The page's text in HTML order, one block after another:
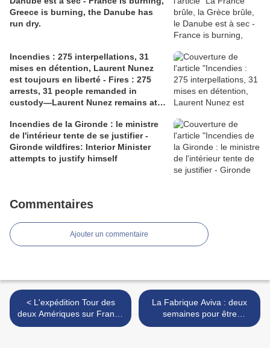
Greece is burning, the Danube has
run dry.
Incendies : 275 interpellations, 31
mises en détention, Laurent Nunez
est toujours en liberté - Fires : 275
arrests, 31 people remanded in
custody—Laurent Nunez remains at
Incendies de la Gironde : le ministre
de l'intérieur tente de se justifier -
Gironde wildfires: Interior Minister
attempts to justify himself
Commentaires
Ajouter un commentaire
< L'expédition Tour des
deux Amériques sur France
3 - 30 avril 2019 - T2A
La Fabrique Aviva : deux
semaines pour être
finalistes ! - The Aviva